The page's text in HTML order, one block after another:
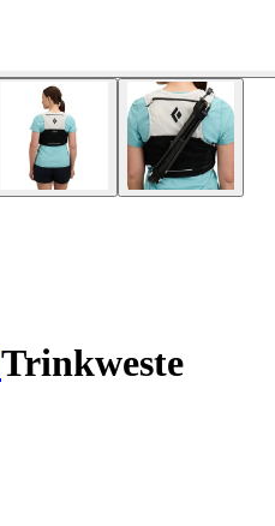
Trinkweste